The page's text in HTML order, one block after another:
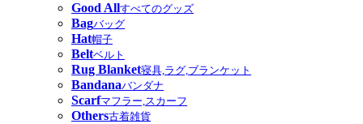
Good Allすべてのグッズ
Bagバッグ
Hat帽子
Beltベルト
Rug Blanket寝具,ラグ,ブランケット
Bandanaバンダナ
Scarfマフラー,スカーフ
Others古着雑貨